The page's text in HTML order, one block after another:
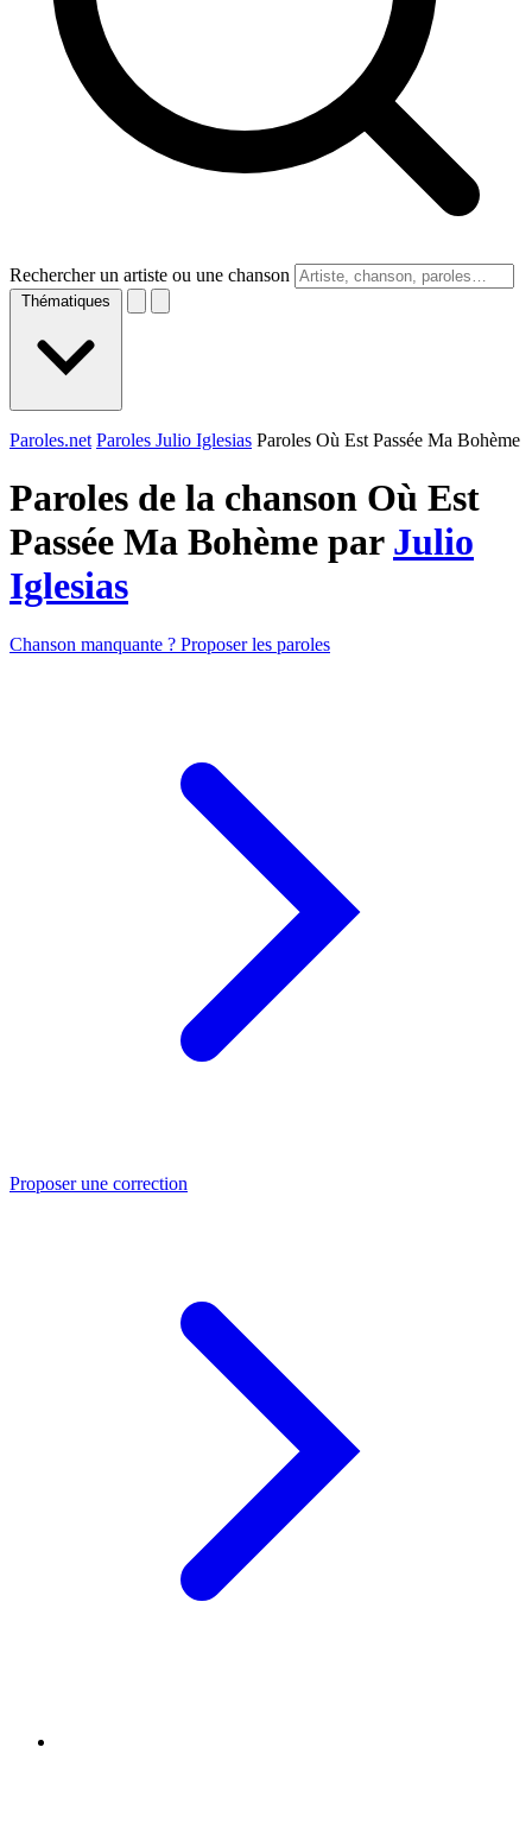
Rechercher un artiste ou une chanson
Thématiques
Paroles.net Paroles Julio Iglesias Paroles Où Est Passée Ma Bohème
Paroles de la chanson Où Est
Passée Ma Bohème par Julio
Iglesias
Chanson manquante ? Proposer les paroles
Proposer une correction